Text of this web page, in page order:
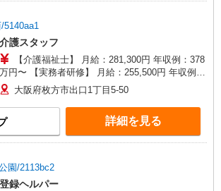
介護スタッフ
【介護福祉士】 月給：281,300円 年収例：378
万円〜 【実務者研修】 月給：255,500円 年収例：
345万円〜 【初任者研修】 月給：249,700円 年収
例：338万円〜 ※職務手当、働きがい向上手当、
祝手当（月平均2回分）、夜勤手当（月平均5回
）等、毎月平均的に支払われる手当を含みま
。 ※介護福祉士のみ、特別職務手当も含む ◎残
与 基本給2.08ヶ月分/年支給
大阪府枚方市出口1丁目5-50
詳細を見る
園/2113bc2
登録ヘルパー